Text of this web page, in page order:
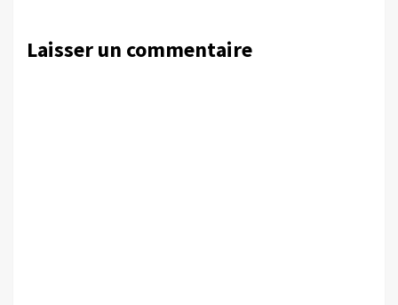
Laisser un commentaire